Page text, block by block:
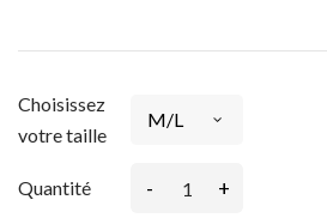
Choisissez
votre taille
Quantité - +